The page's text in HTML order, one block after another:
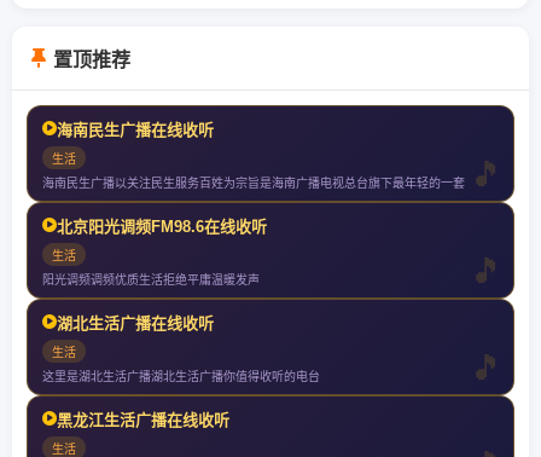
置顶推荐
海南民生广播在线收听
生活
海南民生广播以关注民生服务百姓为宗旨是海南广播电视总台旗下最年轻的一套
北京阳光调频FM98.6在线收听
生活
阳光调频调频优质生活拒绝平庸温暖发声
湖北生活广播在线收听
生活
这里是湖北生活广播湖北生活广播你值得收听的电台
黑龙江生活广播在线收听
生活